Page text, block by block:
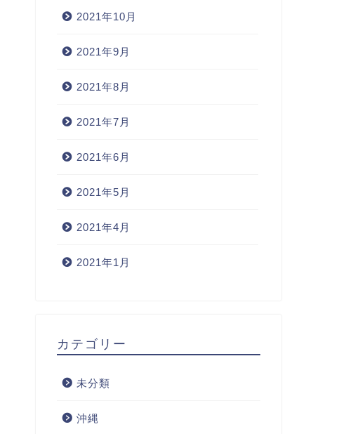
2021年10月
2021年9月
2021年8月
2021年7月
2021年6月
2021年5月
2021年4月
2021年1月
カテゴリー
未分類
沖縄